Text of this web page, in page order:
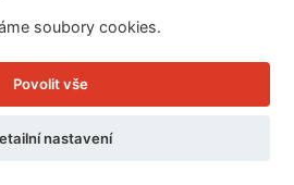
soubory cookies.
Povolit vše
nastavení